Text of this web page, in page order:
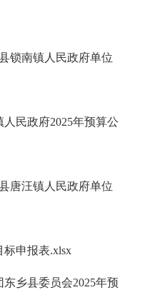
锁南镇人民政府单位
人民政府2025年预算公
唐汪镇人民政府单位
标申报表.xlsx
东乡县委员会2025年预